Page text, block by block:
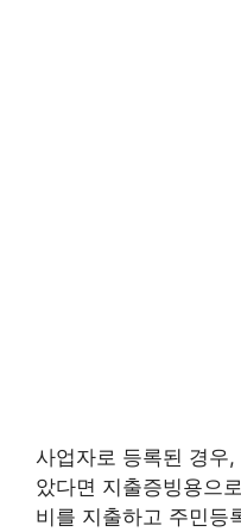
사업자로 등록된 경우
았다면 지출증빙용으
비를 지출하고 주민등